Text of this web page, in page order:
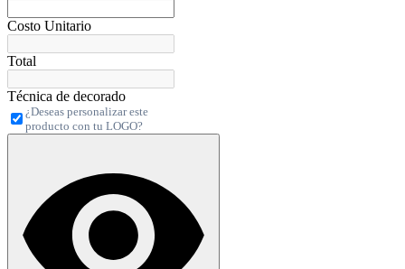
Costo Unitario
Total
Técnica de decorado
¿Deseas personalizar este
producto con tu LOGO?